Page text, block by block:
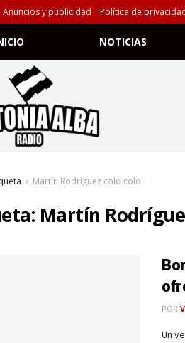
Anuncios y publicidad Política de
NOTICIAS
Martín Rodríguez colo colo
Martín
POR
Un